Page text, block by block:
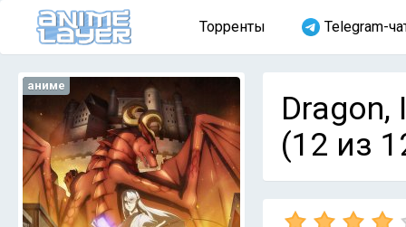
Торренты Telegram-
аниме
(12 из